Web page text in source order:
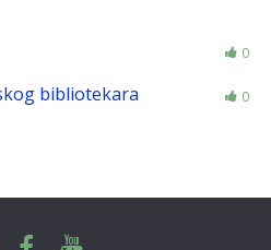
0
bibliotekara 0